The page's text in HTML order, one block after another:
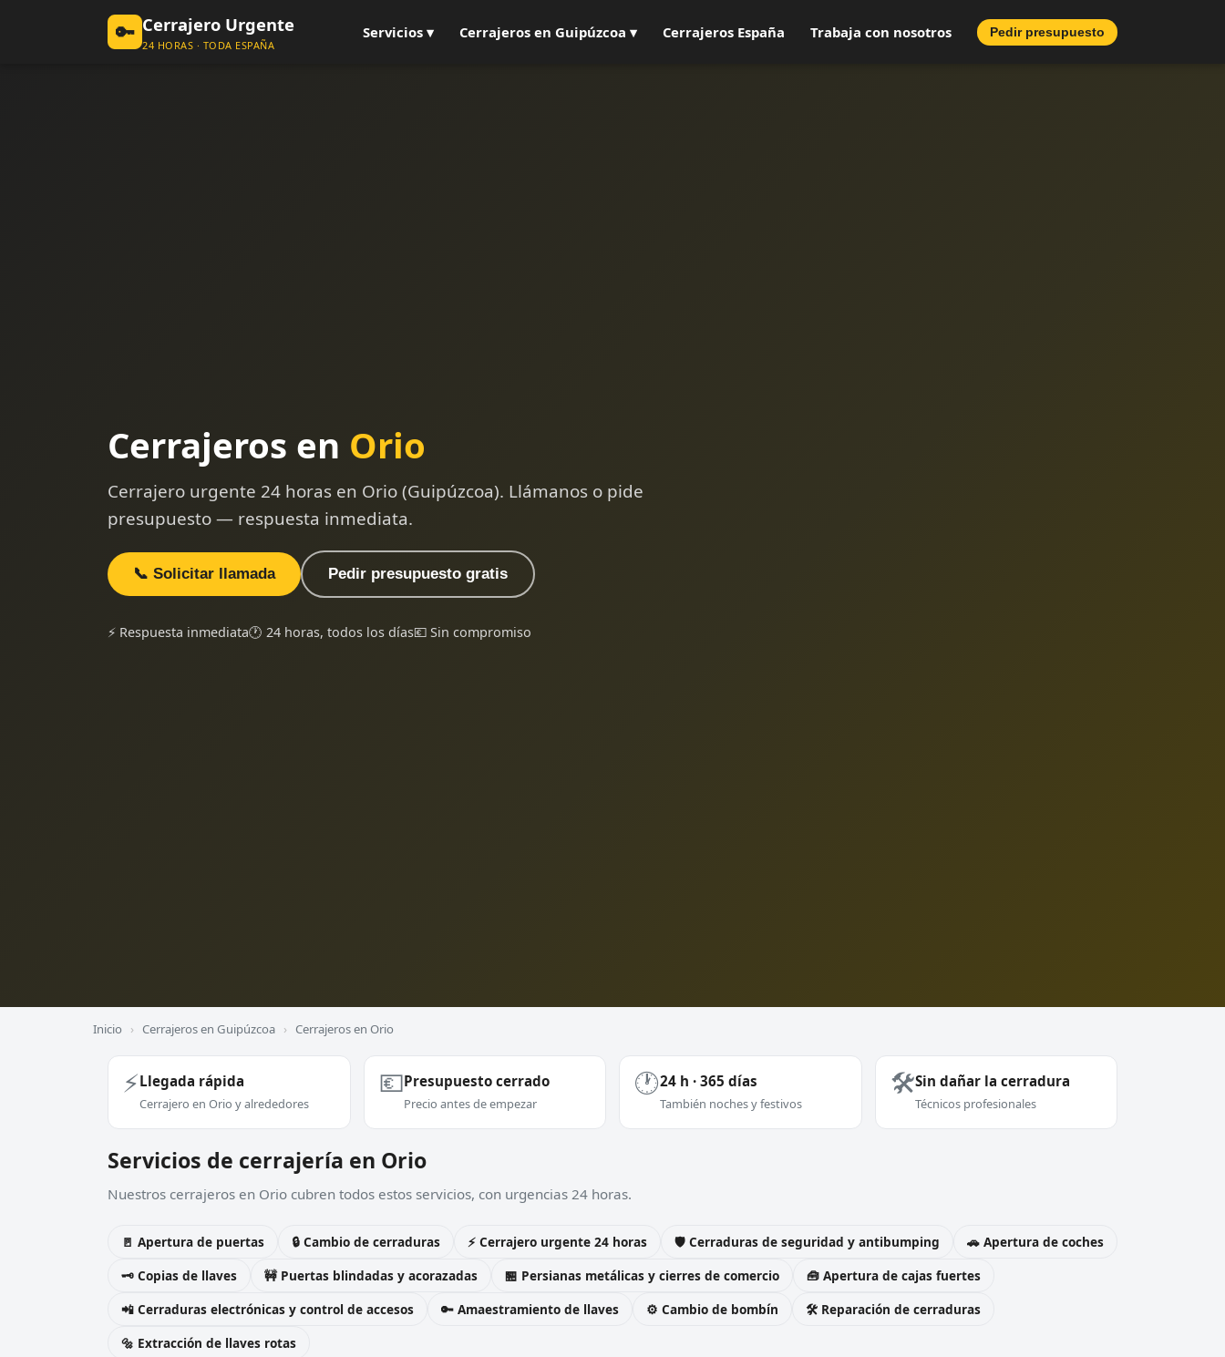
🔑 Cerrajero Urgente
24 HORAS · TODA ESPAÑA
Servicios ▾ Cerrajeros en Guipúzcoa ▾ Cerrajeros España Trabaja con nosotros Pedir presupuesto
Cerrajeros en Orio
Cerrajero urgente 24 horas en Orio (Guipúzcoa). Llámanos o pide
presupuesto — respuesta inmediata.
📞 Solicitar llamada Pedir presupuesto gratis
⚡ Respuesta inmediata🕐 24 horas, todos los días💶 Sin compromiso
Inicio › Cerrajeros en Guipúzcoa › Cerrajeros en Orio
⚡Llegada rápida
Cerrajero en Orio y alrededores
💶Presupuesto cerrado
Precio antes de empezar
🕐24 h · 365 días
También noches y festivos
🛠️Sin dañar la cerradura
Técnicos profesionales
Servicios de cerrajería en Orio
Nuestros cerrajeros en Orio cubren todos estos servicios, con urgencias 24 horas.
🚪 Apertura de puertas 🔒 Cambio de cerraduras ⚡ Cerrajero urgente 24 horas 🛡️ Cerraduras de seguridad y antibumping
🚗 Apertura de coches
🗝️ Copias de llaves
🚧 Puertas blindadas y acorazadas 🏪 Persianas metálicas y cierres de comercio
🧰 Apertura de cajas fuertes
📲 Cerraduras electrónicas y control de accesos
🔑 Amaestramiento de llaves ⚙️ Cambio de bombín
🛠️ Reparación de cerraduras
🔩 Extracción de llaves rotas